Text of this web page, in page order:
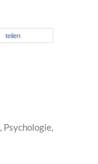
teilen
, Psychologie,